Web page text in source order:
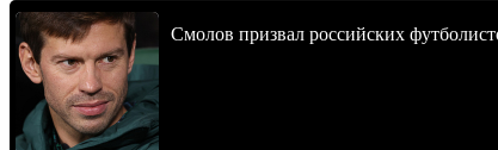
Смолов призвал российских